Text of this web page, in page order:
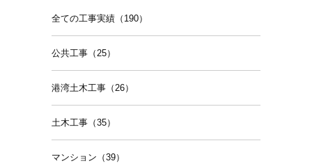
全ての工事実績（190）
公共工事（25）
港湾土木工事（26）
土木工事（35）
マンション（39）